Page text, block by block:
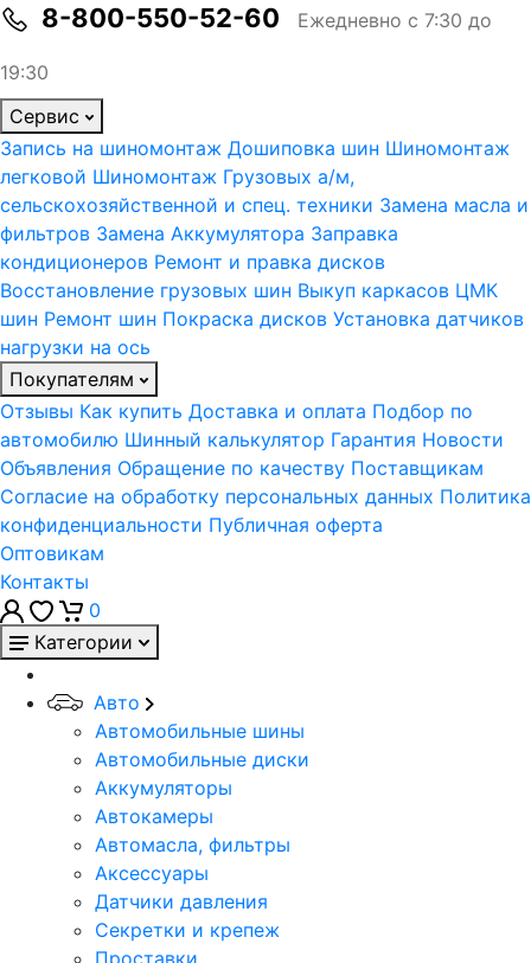
8-800-550-52-60 Ежедневно с 7:30 до
19:30
Сервис
Запись на шиномонтаж Дошиповка шин Шиномонтаж
легковой Шиномонтаж Грузовых а/м,
сельскохозяйственной и спец. техники Замена масла и
фильтров Замена Аккумулятора Заправка
кондиционеров Ремонт и правка дисков
Восстановление грузовых шин Выкуп каркасов ЦМК
шин Ремонт шин Покраска дисков Установка датчиков
нагрузки на ось
Покупателям
Отзывы Как купить Доставка и оплата Подбор по
автомобилю Шинный калькулятор Гарантия Новости
Объявления Обращение по качеству Поставщикам
Согласие на обработку персональных данных Политика
конфиденциальности Публичная оферта
Оптовикам
Контакты
0
Категории
Авто
Автомобильные шины
Автомобильные диски
Аккумуляторы
Автокамеры
Автомасла, фильтры
Аксессуары
Датчики давления
Секретки и крепеж
Проставки